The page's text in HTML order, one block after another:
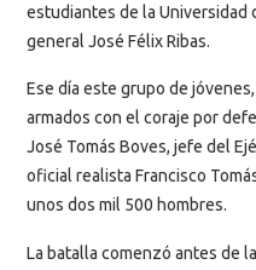
estudiantes de la Universidad
general José Félix Ribas.
Ese día este grupo de
armados con el coraje por
José Tomás Boves, jefe del
oficial realista Francisco
unos dos mil 500 hombres.
La batalla comenzó antes de